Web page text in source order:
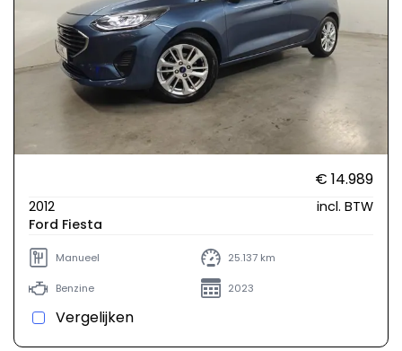
€ 14.989
2012
incl. BTW
Ford Fiesta
Manueel 25.137 km
Benzine 2023
Vergelijken